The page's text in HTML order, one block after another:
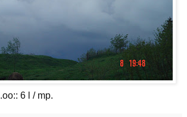
6 l / mp.